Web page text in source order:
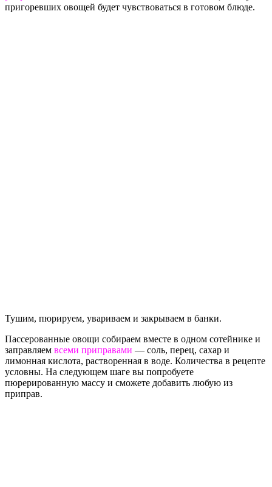
пригоревших овощей будет чувствоваться в готовом блюде.
Тушим, пюрируем, увариваем и закрываем в банки.
Пассерованные овощи собираем вместе в одном сотейнике и
заправляем всеми приправами — соль, перец, сахар и
лимонная кислота, растворенная в воде. Количества в рецепте
условны. На следующем шаге вы попробуете
пюрерированную массу и сможете добавить любую из
приправ.